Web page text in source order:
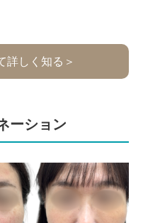
詳しく知る＞
ーション